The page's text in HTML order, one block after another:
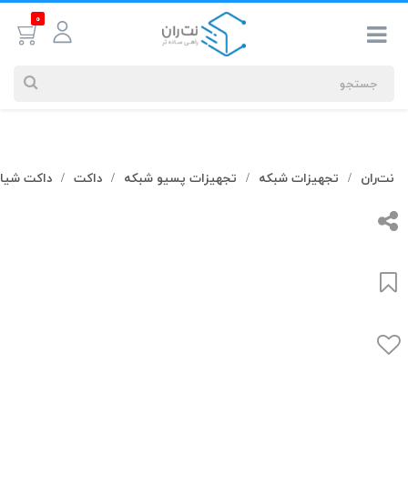
0
جستجوهای
شما
#کابل شبکه
بیشترین
جستجوهای
#کابل شبکه
نت‌ران / تجهیزات شبکه / تجهیزات پسیو شبکه / داکت / داکت